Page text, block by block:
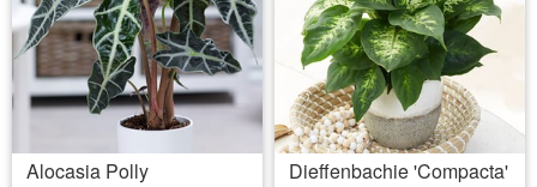
Alocasia Polly Dieffenbachie 'Compacta'